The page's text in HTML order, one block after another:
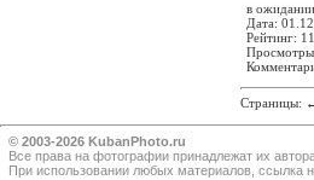
в
Дата:
Рейтинг: 11
Страницы:
© 2003-2026 KubanPhoto.ru
Все прaва на фотографии принадлежат их
При использовании любых материалов, ссылка